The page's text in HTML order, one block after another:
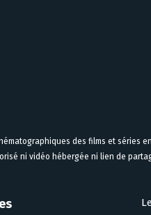
des films et séries
ni vidéo hébergée ni lien de